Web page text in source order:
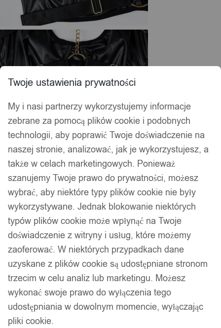
Twoje ustawienia prywatności
My i nasi partnerzy wykorzystujemy informacje
zebrane za pomocą plików cookie i podobnych
technologii, aby poprawić Twoje doświadczenie na
naszej stronie, analizować, jak je wykorzystujesz, a
także w celach marketingowych. Ponieważ
szanujemy Twoje prawo do prywatności, możesz
wybrać, aby niektóre typy plików cookie nie były
wykorzystywane. Jednak blokowanie niektórych
typów plików cookie może wpłynąć na Twoje
doświadczenie z witryny i usług, które możemy
zaoferować. W niektórych przypadkach dane
uzyskane z plików cookie są udostępniane stronom
trzecim w celu analiz lub marketingu. Możesz
wykonać swoje prawo do wyłączenia tego
udostępniania w dowolnym momencie, wyłączając
pliki cookie.